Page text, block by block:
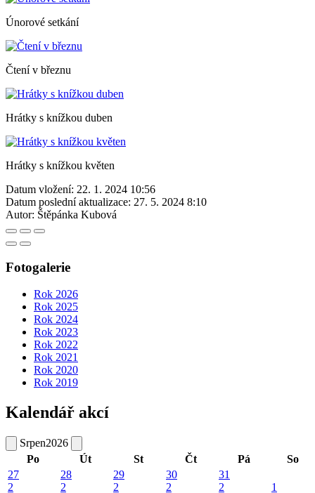
Únorové setkání
Čtení v březnu
Hrátky s knížkou duben
Hrátky s knížkou květen
Datum vložení: 22. 1. 2024 10:56
Datum poslední aktualizace: 27. 5. 2024 8:10
Autor: Štěpánka Kubová
Fotogalerie
Rok 2026
Rok 2025
Rok 2024
Rok 2023
Rok 2022
Rok 2021
Rok 2020
Rok 2019
Kalendář akcí
Srpen2026
Po
Út St Čt Pá
So
27
2
28
2
29
2
30
2
31
2
1